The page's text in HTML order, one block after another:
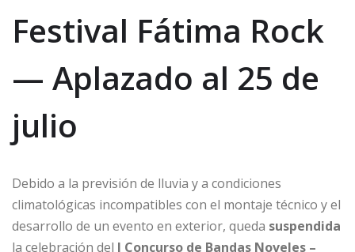
Festival Fátima Rock
— Aplazado al 25 de
julio
Debido a la previsión de lluvia y a condiciones
climatológicas incompatibles con el montaje técnico y el
desarrollo de un evento en exterior, queda suspendida
la celebración del I Concurso de Bandas Noveles –